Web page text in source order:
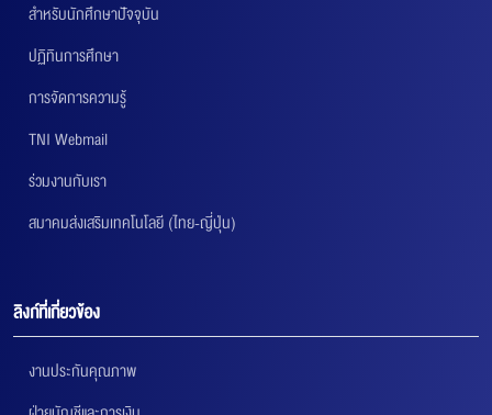
สำหรับนักศึกษาปัจจุบัน
ปฏิทินการศึกษา
การจัดการความรู้
TNI Webmail
ร่วมงานกับเรา
สมาคมส่งเสริมเทคโนโลยี (ไทย-ญี่ปุ่น)
ลิงก์ที่เกี่ยวข้อง
งานประกันคุณภาพ